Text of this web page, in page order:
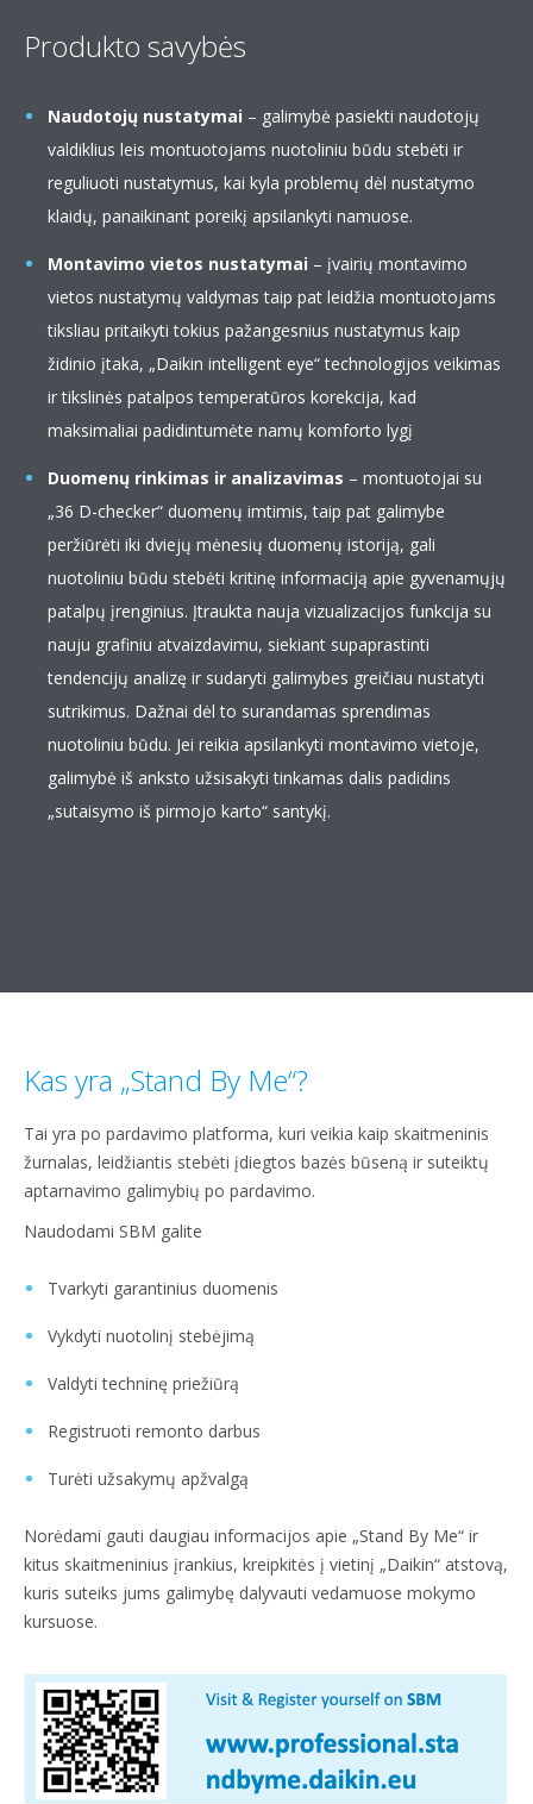
Produkto savybės
Naudotojų nustatymai – galimybė pasiekti naudotojų
valdiklius leis montuotojams nuotoliniu būdu stebėti ir
reguliuoti nustatymus, kai kyla problemų dėl nustatymo
klaidų, panaikinant poreikį apsilankyti namuose. ​
Montavimo vietos nustatymai – įvairių montavimo
vietos nustatymų valdymas taip pat leidžia montuotojams
tiksliau pritaikyti tokius pažangesnius nustatymus kaip
židinio įtaka, „Daikin intelligent eye“ technologijos veikimas
ir tikslinės patalpos temperatūros korekcija, kad
maksimaliai padidintumėte namų komforto lygį
Duomenų rinkimas ir analizavimas – montuotojai su
„36 D-checker“ duomenų imtimis, taip pat galimybe
peržiūrėti iki dviejų mėnesių duomenų istoriją, gali
nuotoliniu būdu stebėti kritinę informaciją apie gyvenamųjų
patalpų įrenginius. Įtraukta nauja vizualizacijos funkcija su
nauju grafiniu atvaizdavimu, siekiant supaprastinti
tendencijų analizę ir sudaryti galimybes greičiau nustatyti
sutrikimus. Dažnai dėl to surandamas sprendimas
nuotoliniu būdu. Jei reikia apsilankyti montavimo vietoje,
galimybė iš anksto užsisakyti tinkamas dalis padidins
„sutaisymo iš pirmojo karto“ santykį.
Kas yra „Stand By Me“?
Tai yra po pardavimo platforma, kuri veikia kaip skaitmeninis
žurnalas, leidžiantis stebėti įdiegtos bazės būseną ir suteiktų
aptarnavimo galimybių po pardavimo.
Naudodami SBM galite
Tvarkyti garantinius duomenis
Vykdyti nuotolinį stebėjimą
Valdyti techninę priežiūrą
Registruoti remonto darbus
Turėti užsakymų apžvalgą
Norėdami gauti daugiau informacijos apie „Stand By Me“ ir
kitus skaitmeninius įrankius, kreipkitės į vietinį „Daikin“ atstovą,
kuris suteiks jums galimybę dalyvauti vedamuose mokymo
kursuose.